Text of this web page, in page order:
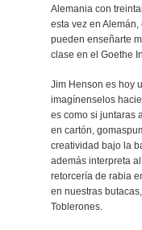
Alemania con
esta vez en
pueden enseñarte
clase en el Goethe
Jim Henson es hoy
imagínenselos
es como si juntaras
en cartón,
creatividad bajo la
además interpreta
retorcería de rabia
en nuestras
Toblerones.